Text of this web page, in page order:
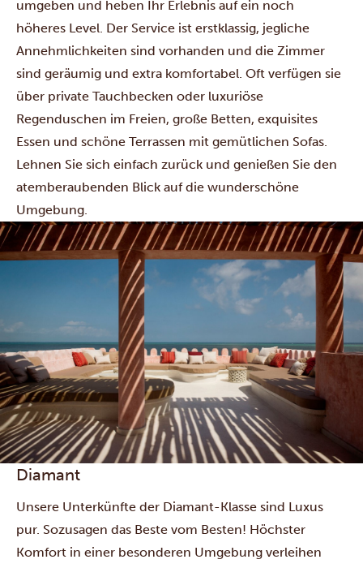
umgeben und heben Ihr Erlebnis auf ein noch
höheres Level. Der Service ist erstklassig, jegliche
Annehmlichkeiten sind vorhanden und die Zimmer
sind geräumig und extra komfortabel. Oft verfügen sie
über private Tauchbecken oder luxuriöse
Regenduschen im Freien, große Betten, exquisites
Essen und schöne Terrassen mit gemütlichen Sofas.
Lehnen Sie sich einfach zurück und genießen Sie den
atemberaubenden Blick auf die wunderschöne
Umgebung.
Diamant
Unsere Unterkünfte der Diamant-Klasse sind Luxus
pur. Sozusagen das Beste vom Besten! Höchster
Komfort in einer besonderen Umgebung verleihen